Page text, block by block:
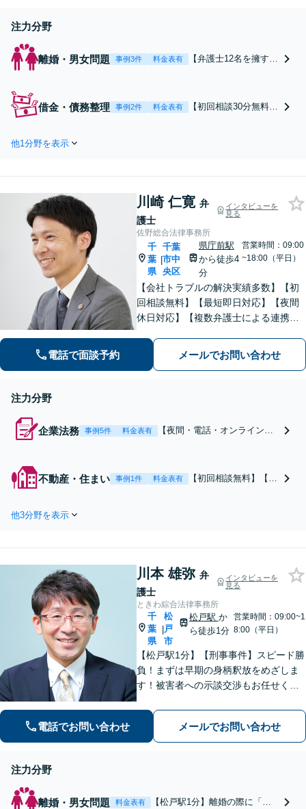
注力分野
離婚・男女問題 事例3件 料金表有
【弁護士12名を擁する
間対応可】依頼者の方
のお気持ちに寄り添っ
されている歴史のある
法律事務所です。
借金・債務整理 事例2件 料金表有
【初回相談30分無料】
適な解決策をご提案。
人破産のご相談も受け
付けております【夜間
面談可】【完全個室】
【葭川公園駅5分／千
葉中央駅10分】
他1分野を表示
川崎 仁寛 弁
護士
インタビューを
見る
佐野総合法律事務所
千
葉
県
|
千葉
市中
央区
県庁前駅
から徒歩4
分
営業時間：09:00
~18:00（平日）
【会社トラブルの解決実績多数】【初
回相談無料】【最短即日対応】【夜間
休日対応】【複数弁護士による連携】
ら企業顧問まで幅広く対応。中小企業
や個人事業主の皆様が安心して相談で
電話で面談予約 メールでお問い合わせ
注力分野
企業法務 事例5件 料金表有
【夜間・電話・オンライン相
中小企業～上場会社まで多数
の対応実績あり【相談数年間1
不動産・住まい 事例1件 料金表有
【初回相談無料】【オ
や不動産会社の顧問弁
ブルの解決実績多数。
業界の実態に即した専
門的知見を活かし、き
め細やかにサポートい
たします。
他3分野を表示
川本 雄弥 弁
護士
インタビューを
見る
ときわ綜合法律事務所
千
葉
県
|
松
戸
市
松戸駅 か
ら徒歩1分
営業時間：09:00~1
8:00（平日）
【松戸駅1分】【刑事事件】スピード勝
負！まずは早期の身柄釈放をめざしま
す！被害者への示談交渉もお任せくだ
も」で悩んでいませんか？証拠の集め
方や交渉の進め方には自信がありま
す。調停もお任せください。
電話でお問い合わせ メールでお問い合わせ
注力分野
離婚・男女問題 料金表有
【松戸駅1分】離婚の際に「お